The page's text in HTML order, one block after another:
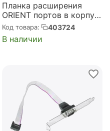
Планка расширения
ORIENT портов в корпус
2xUSB 2.0, длина кабеля
30см, oem (31302)
(C086L30)
Код товара: 403724
В наличии